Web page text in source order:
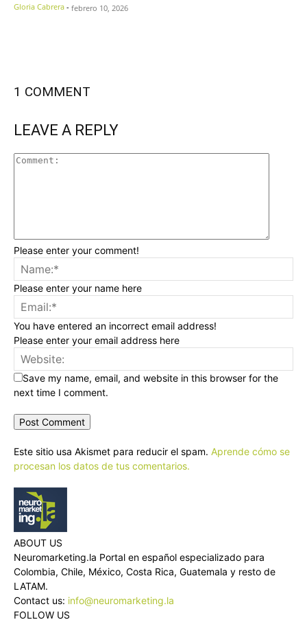
Gloria Cabrera - febrero 10, 2026
1 COMMENT
LEAVE A REPLY
Please enter your comment!
Please enter your name here
You have entered an incorrect email address!
Please enter your email address here
Save my name, email, and website in this browser for the
next time I comment.
Este sitio usa Akismet para reducir el spam. Aprende cómo se
procesan los datos de tus comentarios.
ABOUT US
Neuromarketing.la Portal en español especializado para
Colombia, Chile, México, Costa Rica, Guatemala y resto de
LATAM.
Contact us: info@neuromarketing.la
FOLLOW US